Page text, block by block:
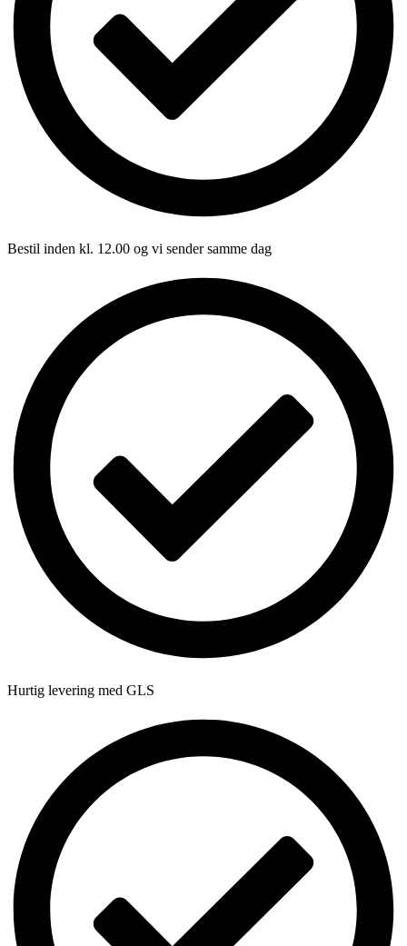
Bestil inden kl. 12.00 og vi sender samme dag
Hurtig levering med GLS